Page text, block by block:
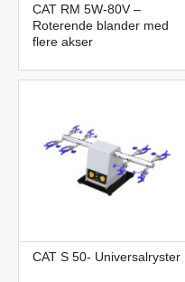
CAT RM 5W-80V –
Roterende blander med
flere akser
CAT S 50- Universalryster